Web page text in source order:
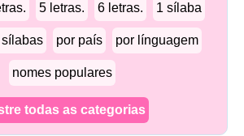
5 letras. 6 letras. 1 sílaba
por país por línguagem
nomes populares
todas as categorias